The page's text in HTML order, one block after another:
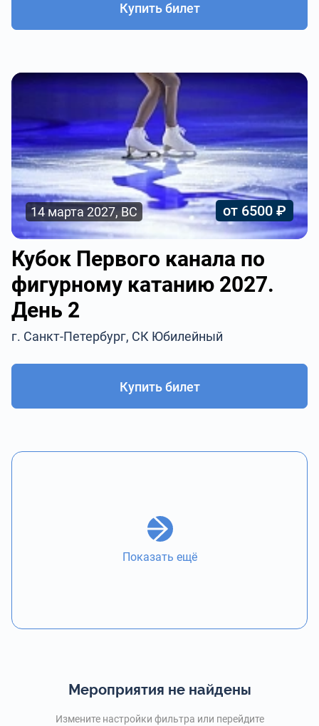
Купить билет
14 марта 2027, ВС от 6500 ₽
Кубок Первого канала по
фигурному катанию 2027.
День 2
г. Санкт-Петербург, СК Юбилейный
Купить билет
Показать ещё
Мероприятия не найдены
Измените настройки фильтра или перейдите